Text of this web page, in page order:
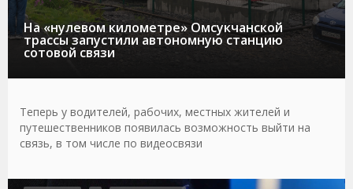
На «нулевом километре» Омсукчанской
трассы запустили автономную станцию
сотовой связи
Теперь у водителей, рабочих, местных жителей и
путешественников появилась возможность выйти на
связь, в том числе по видеосвязи